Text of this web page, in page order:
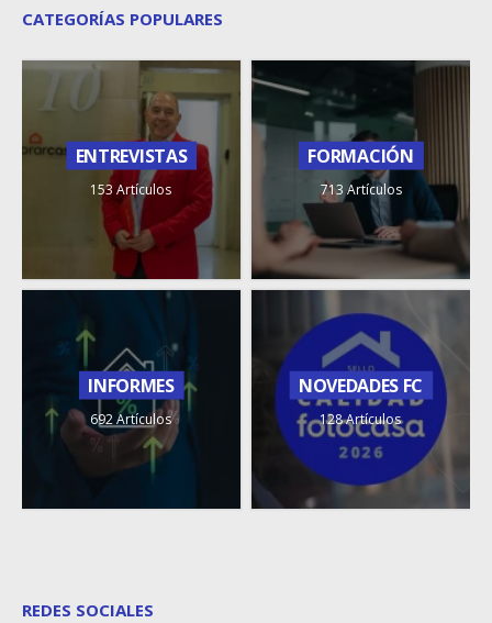
CATEGORÍAS POPULARES
ENTREVISTAS
153 Artículos
FORMACIÓN
713 Artículos
INFORMES
692 Artículos
NOVEDADES FC
128 Artículos
REDES SOCIALES